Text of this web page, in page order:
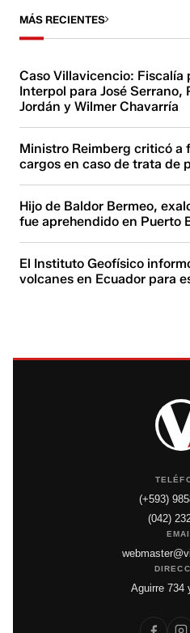
MÁS RECIENTES
Caso Villavicencio: Fiscalía
Interpol para José Serrano,
Jordán y Wilmer Chavarría
Ministro Reimberg criticó a
cargos en caso de trata de
Hijo de Baldor Bermeo,
fue aprehendido en Puerto
El Instituto Geofísico
volcanes en Ecuador para
(+593)
(042)
Aguirre 734